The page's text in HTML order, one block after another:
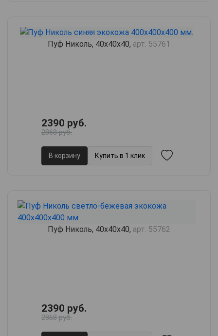
Пуф Николь, 40х40х40, арт. 55761
2390 руб.
2868 руб.
В корзину Купить в 1 клик
Пуф Николь, 40х40х40, арт. 55762
2390 руб.
2868 руб.